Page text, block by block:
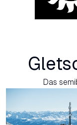
Das